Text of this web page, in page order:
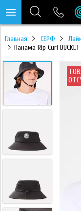
Главная СЕРФ
Панама Rip Curl BUCKET
https://mc.yandex.ru/pixel/